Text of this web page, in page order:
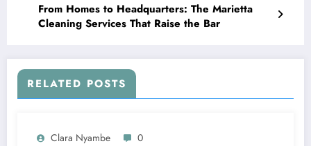
From Homes to Headquarters: The Marietta
Cleaning Services That Raise the Bar
RELATED POSTS
Clara Nyambe 0